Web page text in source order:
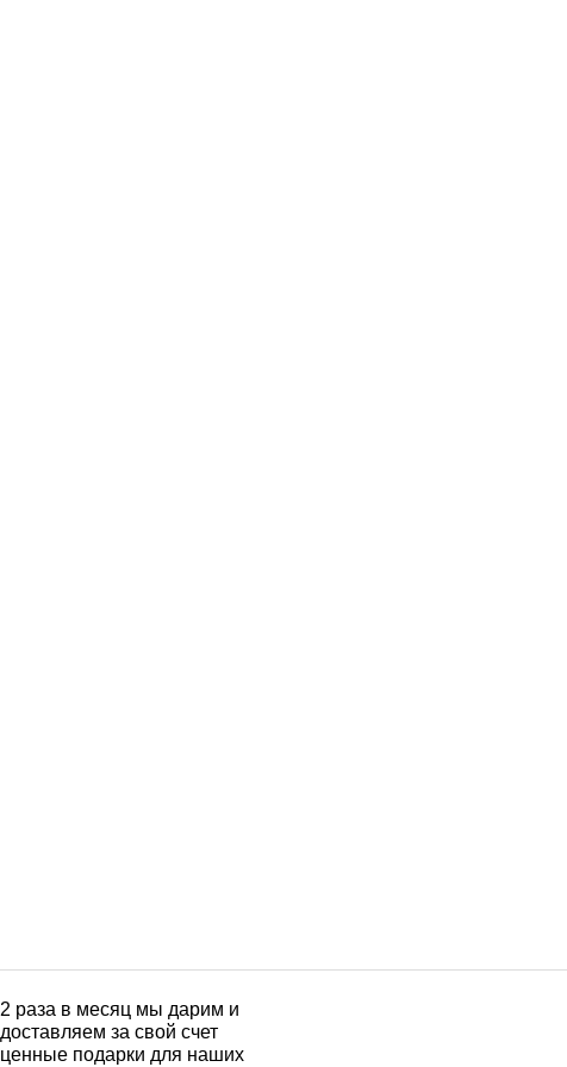
2 раза в месяц мы дарим и
доставляем за свой счет
ценные подарки для наших